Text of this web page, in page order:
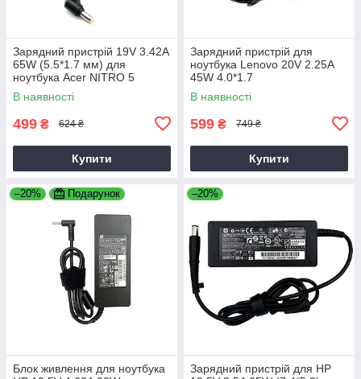
Зарядний пристрій 19V 3.42A
65W (5.5*1.7 мм) для
ноутбука Acer NITRO 5
AN515-31 65
В наявності
499 ₴ 624 ₴
Купити
Зарядний пристрій для
ноутбука Lenovo 20V 2.25A
45W 4.0*1.7
В наявності
599 ₴ 749 ₴
Купити
–20% Подарунок
Блок живлення для ноутбука
–20%
Зарядний пристрій для HP